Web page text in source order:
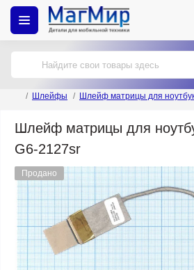
Шлейфы Шлейф матрицы для
Шлейф матрицы для
G6-2127sr
Продано